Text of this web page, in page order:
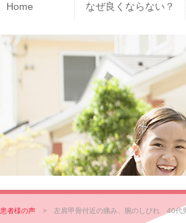
Home なぜ良くならない？
患者様の声 > 左肩甲骨付近の痛み、腕のしびれ 40